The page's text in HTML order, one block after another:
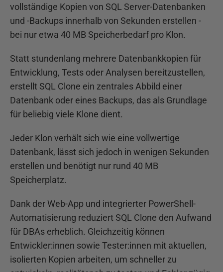
vollständige Kopien von SQL Server-Datenbanken
und -Backups innerhalb von Sekunden erstellen -
bei nur etwa 40 MB Speicherbedarf pro Klon.
Statt stundenlang mehrere Datenbankkopien für
Entwicklung, Tests oder Analysen bereitzustellen,
erstellt SQL Clone ein zentrales Abbild einer
Datenbank oder eines Backups, das als Grundlage
für beliebig viele Klone dient.
Jeder Klon verhält sich wie eine vollwertige
Datenbank, lässt sich jedoch in wenigen Sekunden
erstellen und benötigt nur rund 40 MB
Speicherplatz.
Dank der Web-App und integrierter PowerShell-
Automatisierung reduziert SQL Clone den Aufwand
für DBAs erheblich. Gleichzeitig können
Entwickler:innen sowie Tester:innen mit aktuellen,
isolierten Kopien arbeiten, um schneller zu